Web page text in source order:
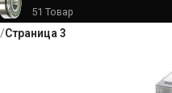
51 Товар
/Страница 3